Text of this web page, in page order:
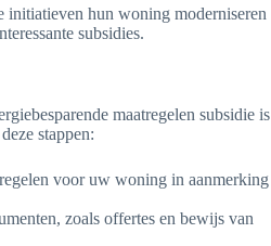
initiatieven hun woning moderniseren
subsidies.
maatregelen subsidie is
stappen:
voor uw woning in aanmerking
zoals offertes en bewijs van